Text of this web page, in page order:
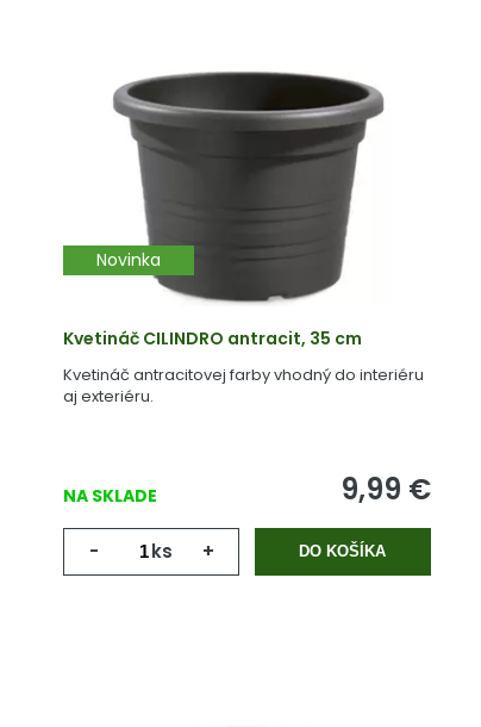
Novinka
Kvetináč CILINDRO antracit, 35 cm
Kvetináč antracitovej farby vhodný do interiéru
aj exteriéru.
NA SKLADE 9,99 €
- ks + DO KOŠÍKA